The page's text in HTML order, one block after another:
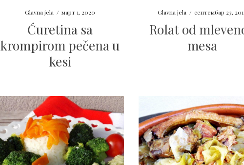
Glavna jela / март 1, 2020
Ćuretina sa
krompirom pečena u
kesi
Glavna jela / септембар 23,
Rolat od
mesa